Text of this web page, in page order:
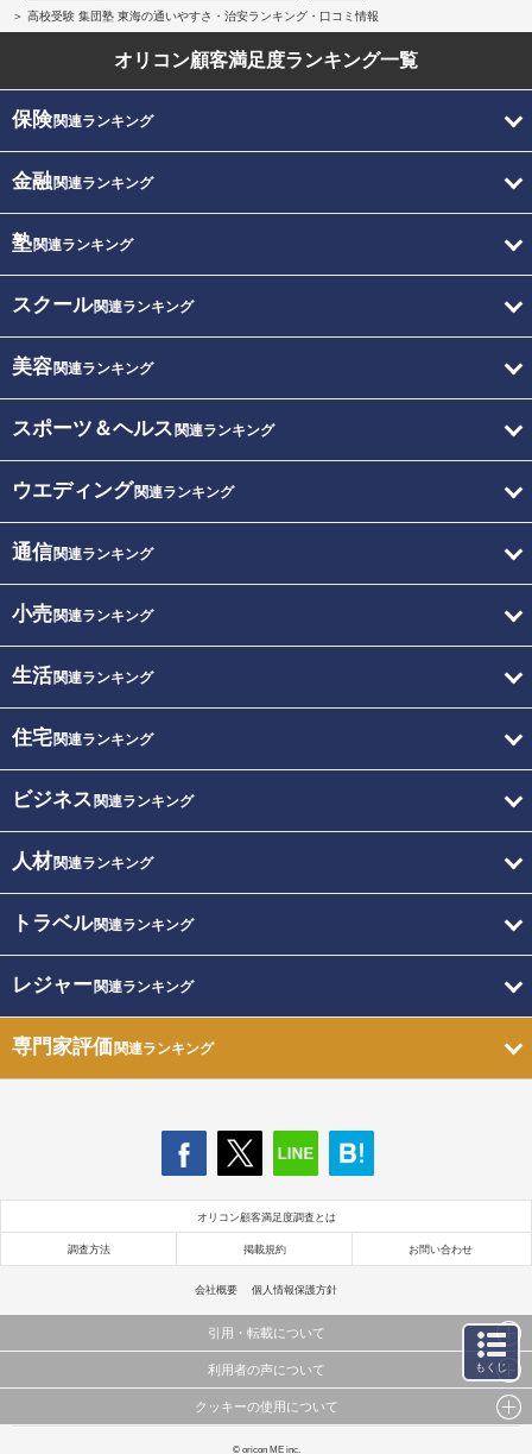
高校受験 集団塾 東海の通いやすさ・治安ランキング・口コミ情報
オリコン顧客満足度ランキング一覧
保険関連ランキング
金融関連ランキング
塾関連ランキング
スクール関連ランキング
美容関連ランキング
スポーツ＆ヘルス 関連ランキング
ウエディング関連ランキング
通信関連ランキング
小売関連ランキング
生活関連ランキング
住宅関連ランキング
ビジネス 関連ランキング
人材関連ランキング
トラベル関連ランキング
レジャー関連ランキング
専門家評価関連ランキング
オリコン顧客満足度調査とは
調査方法 掲載規約 お問い合わせ
会社概要 個人情報保護方針
引用・転載について
当サイトで公開されている情報（文字、写真、イラスト、画像データ等）及びこれらの配置・
これらの情報を権利者の許可なく無断転載・複製などの二次利用を行うことは固く禁じており
利用者の声について
当サイトに掲載している内容はすべてサービスの利用者が提出された見解・感想です。
クッキーの使用について
このサイトでは Cookie を使用して、ユーザーに合わせたコンテンツや広告の表示、ソーシャル
© oricon ME inc.
もくじ